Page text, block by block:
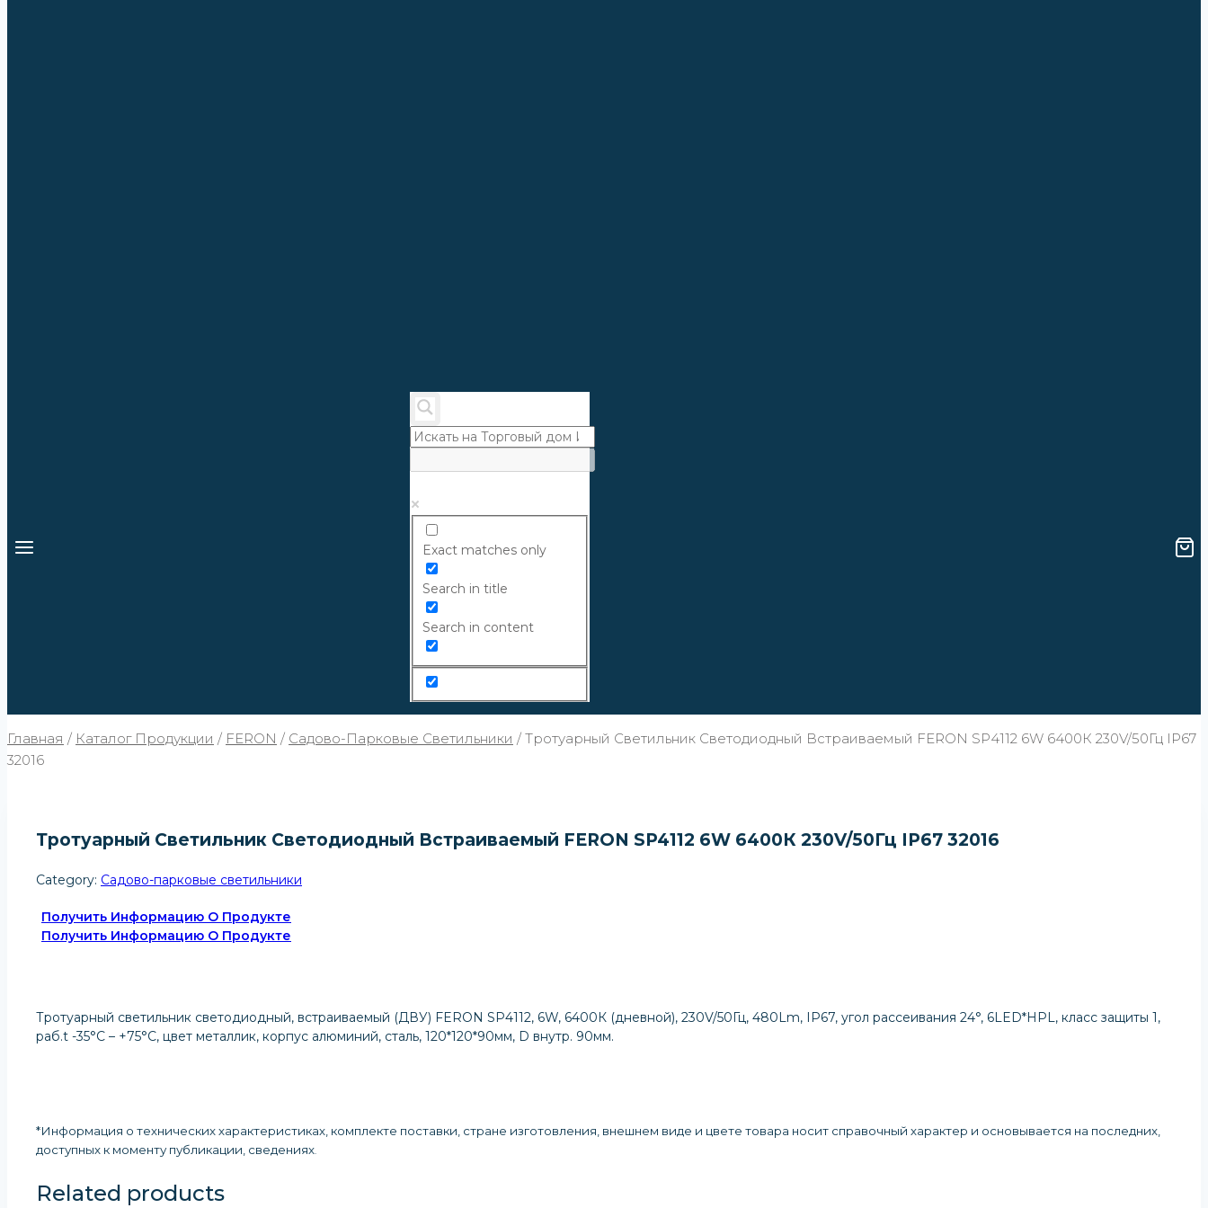
Exact matches only
Search in title
Search in content
Главная / Каталог Продукции / FERON / Садово-Парковые Светильники / Тротуарный Светильник Светодиодный Встраиваемый FERON SP4112 6W 6400К 230V/50Гц IP67
32016
Тротуарный Светильник Светодиодный Встраиваемый FERON SP4112 6W 6400К 230V/50Гц IP67 32016
Category: Садово-парковые светильники
Получить Информацию О Продукте
Получить Информацию О Продукте
Тротуарный светильник светодиодный, встраиваемый (ДВУ) FERON SP4112, 6W, 6400К (дневной), 230V/50Гц, 480Lm, IP67, угол рассеивания 24°, 6LED*HPL, класс защиты 1,
раб.t -35°C – +75°C, цвет металлик, корпус алюминий, сталь, 120*120*90мм, D внутр. 90мм.
*Информация о технических характеристиках, комплекте поставки, стране изготовления, внешнем виде и цвете товара носит справочный характер и основывается на последних,
доступных к моменту публикации, сведениях.
Related products